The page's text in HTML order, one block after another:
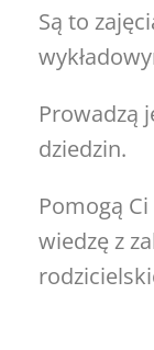
Są to
Prowadzą
dziedzin.
Pomogą
wiedzę z